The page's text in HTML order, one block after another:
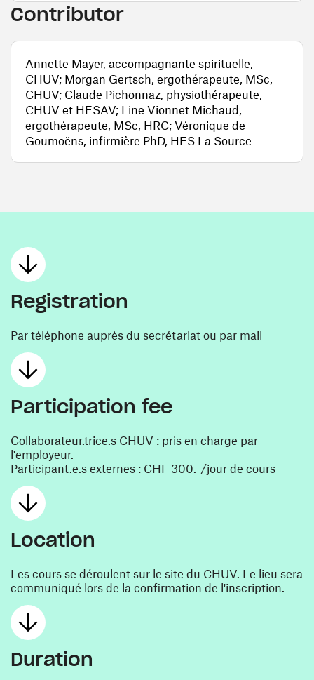
Contributor
Annette Mayer, accompagnante spirituelle,
CHUV; Morgan Gertsch, ergothérapeute, MSc,
CHUV; Claude Pichonnaz, physiothérapeute,
CHUV et HESAV; Line Vionnet Michaud,
ergothérapeute, MSc, HRC; Véronique de
Goumoëns, infirmière PhD, HES La Source
Registration
Par téléphone auprès du secrétariat ou par mail
Participation fee
Collaborateur.trice.s CHUV : pris en charge par
l'employeur.
Participant.e.s externes : CHF 300.-/jour de cours
Location
Les cours se déroulent sur le site du CHUV. Le lieu sera
communiqué lors de la confirmation de l'inscription.
Duration